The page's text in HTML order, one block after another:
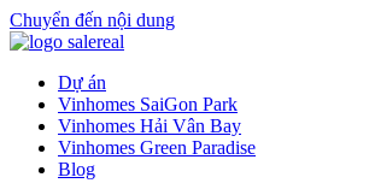
Chuyển đến nội dung
Dự án
Vinhomes SaiGon Park
Vinhomes Hải Vân Bay
Vinhomes Green Paradise
Blog